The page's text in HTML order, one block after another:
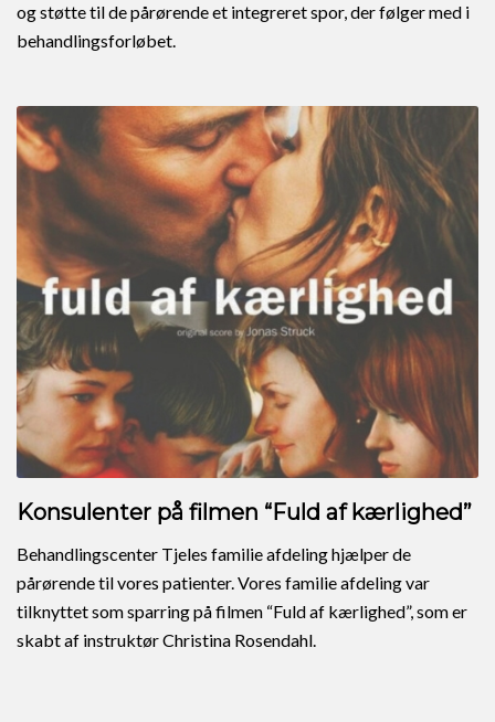
og støtte til de pårørende et integreret spor, der følger med i
behandlingsforløbet.
Konsulenter på filmen “Fuld af kærlighed”
Behandlingscenter Tjeles familie afdeling hjælper de
pårørende til vores patienter. Vores familie afdeling var
tilknyttet som sparring på filmen “Fuld af kærlighed”, som er
skabt af instruktør Christina Rosendahl.